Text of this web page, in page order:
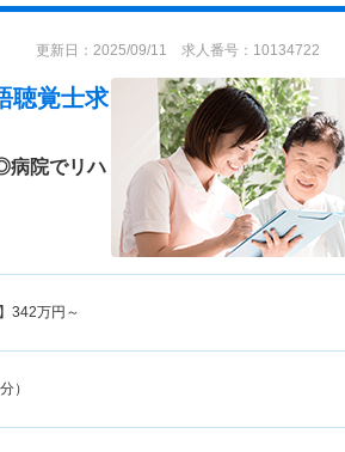
更新日：2025/09/11 求人番号：10134722
聴覚士求
病院でリハ
342万円～
）